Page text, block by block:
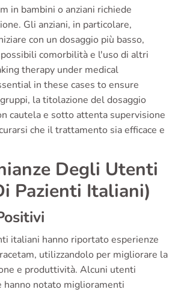
in bambini o anziani richiede
Gli anziani, in particolare,
con un dosaggio più basso,
comorbilità e l'uso di altri
therapy under medical
in these cases to ensure
la titolazione del dosaggio
cautela e sotto attenta supervisione
che il trattamento sia efficace e
Degli Utenti
Pazienti Italiani)
italiani hanno riportato esperienze
utilizzandolo per migliorare la
e produttività. Alcuni utenti
hanno notato miglioramenti